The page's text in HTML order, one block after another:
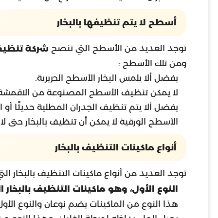
أسطح لا يتم تنظيفها بالبخار
توجد العديد من الأسطح التي تنصح شركة
ومن تلك الأسطح :
يفضل ألا يلمس البخار الأسطح الحريرية.
لا يمكن تنظيف الأسطح المصنوعة من الاقمشة
يفضل ألا يتم تنظيف الجدران المطلية حديثًا أو
الأسطح الورقية لا يمكن أن تنظيف بالبخار حتى
أنواع ماكينات التنظيف بالبخار
توجد العديد من أنواع ماكينات التنظيف بالبخار
النوع الأول، وهو ماكينات التنظيف بالبخار
هذا النوع من الماكينات يضم نوعان والنوع